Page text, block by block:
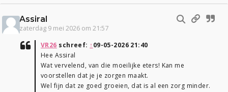
Assiral
zaterdag 9 mei 2026 om 21:57
VR26 schreef: ↑09-05-2026 21:40
Hee Assiral
Wat vervelend, van die moeilijke eters! Kan me
voorstellen dat je je zorgen maakt.
Wel fijn dat ze goed groeien, dat is al een zorg minder.